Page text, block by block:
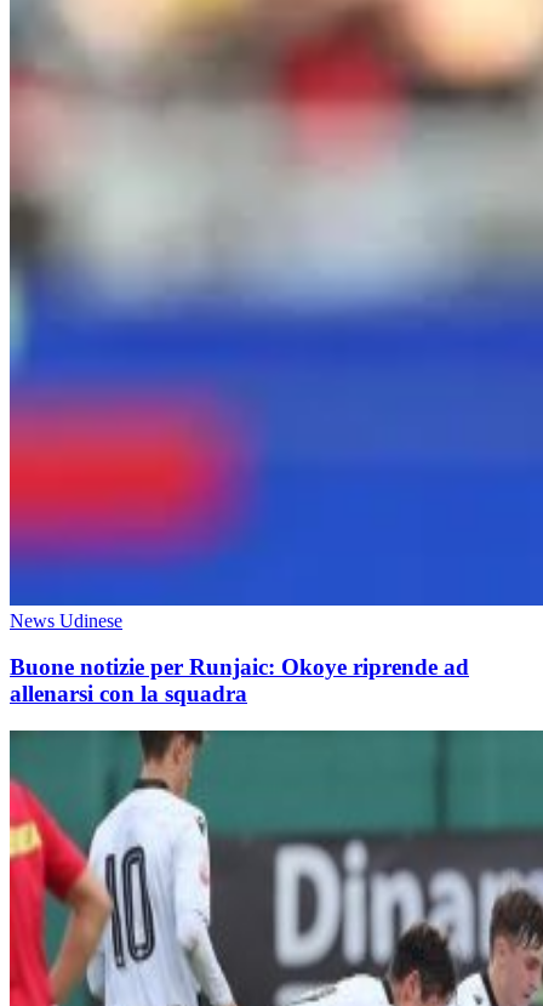
News Udinese
Buone notizie per Runjaic: Okoye riprende ad
allenarsi con la squadra